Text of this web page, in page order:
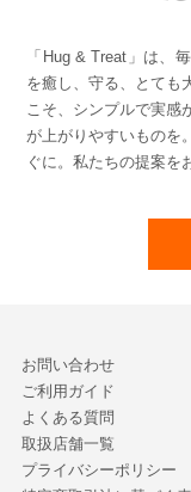
「Hug & Treat」は、
を癒し、守る、とても
こそ、シンプルで実感
が上がりやすいものを
ぐに。私たちの提案を
お問い合わせ
ご利用ガイド
よくある質問
取扱店舗一覧
プライバシーポリシー